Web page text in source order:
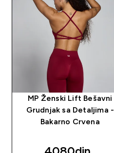
MP Ženski Lift Bešavni
Grudnjak sa Detaljima -
Bakarno Crvena